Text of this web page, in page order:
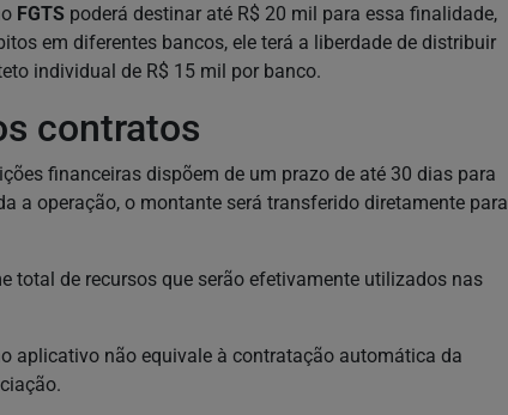
FGTS poderá destinar até R$ 20 mil para essa finalidade,
em diferentes bancos, ele terá a liberdade de distribuir
individual de R$ 15 mil por banco.
contratos
financeiras dispõem de um prazo de até 30 dias para
a operação, o montante será transferido diretamente para
total de recursos que serão efetivamente utilizados nas
aplicativo não equivale à contratação automática da